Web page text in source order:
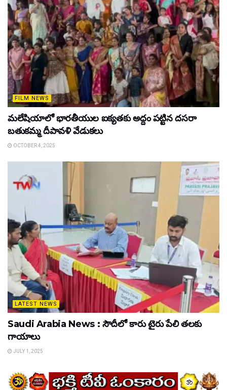
FILM NEWS
మలేషియాలో భారతీయుల ఐక్యతకు అద్దం పట్టిన దసరా
బతుకమ్మ దీపావళి వేడుకలు
OCTOBER 4, 2025
LATEST NEWS
Saudi Arabia News : సౌదీలో కారు టైరు పేలి తలకు
గాయాలు
JULY 1, 2025